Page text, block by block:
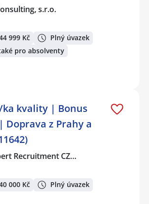
s.r.o.
999 Kč
Plný úvazek
pro absolventy
kvality | Bonus
Doprava z Prahy a
Recruitment CZ…
000 Kč Plný úvazek